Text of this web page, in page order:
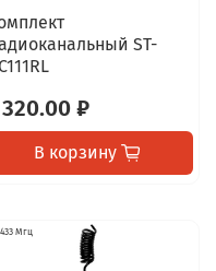
ST-
320.00 ₽
В корзину
433 Мгц